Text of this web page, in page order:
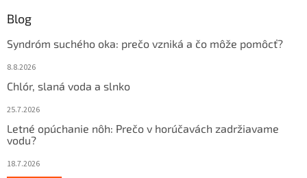
Blog
Syndróm suchého oka: prečo vzniká a čo môže pomôcť?
8.8.2026
Chlór, slaná voda a slnko
25.7.2026
Letné opúchanie nôh: Prečo v horúčavách zadržiavame
vodu?
18.7.2026